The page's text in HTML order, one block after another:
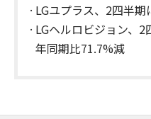
LGユプラス、2四半
LGヘルロビジョン、
年同期比71.7%減